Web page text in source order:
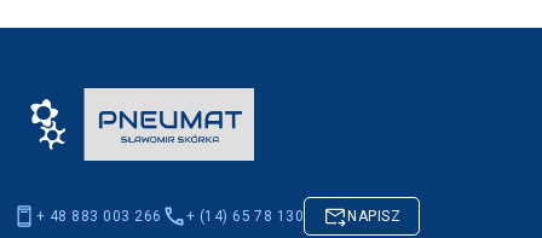
+ 48 883 003 266 + (14) 65 78 130 NAPISZ